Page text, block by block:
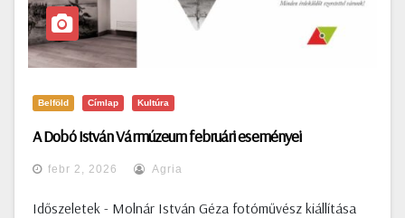
Belföld Címlap Kultúra
A Dobó István Vármúzeum februári eseményei
febr 2, 2026 Agria
Időszeletek - Molnár István Géza fotóművész kiállítása